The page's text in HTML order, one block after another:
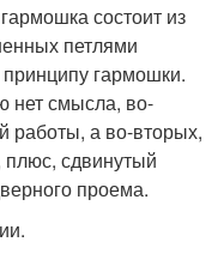
состоит из
петлями
гармошки.
нет смысла, во-
работы, а во-вторых,
плюс, сдвинутый
проема.